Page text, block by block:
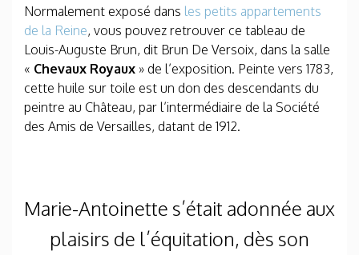
Normalement exposé dans les petits appartements
de la Reine, vous pouvez retrouver ce tableau de
Louis-Auguste Brun, dit Brun De Versoix, dans la salle
« Chevaux Royaux » de l’exposition. Peinte vers 1783,
cette huile sur toile est un don des descendants du
peintre au Château, par l’intermédiaire de la Société
des Amis de Versailles, datant de 1912.
Marie-Antoinette s’était adonnée aux
plaisirs de l’équitation, dès son